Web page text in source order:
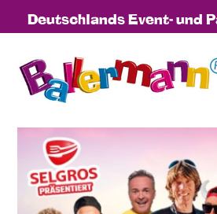
Deutschlands Event- und